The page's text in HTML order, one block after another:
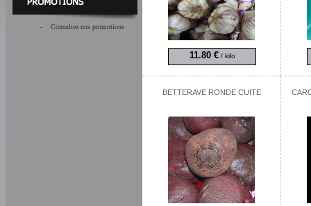
- Consultez nos promotions
11.80 €/ kilo
BETTERAVE RONDE CUITE